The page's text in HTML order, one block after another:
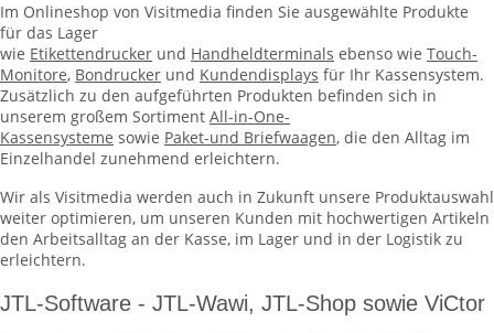
Im Onlineshop von Visitmedia finden Sie ausgewählte Produkte
für das Lager
wie Etikettendrucker und Handheldterminals ebenso wie Touch-
Monitore, Bondrucker und Kundendisplays für Ihr Kassensystem.
Zusätzlich zu den aufgeführten Produkten befinden sich in
unserem großem Sortiment All-in-One-
Kassensysteme sowie Paket-und Briefwaagen, die den Alltag im
Einzelhandel zunehmend erleichtern.
Wir als Visitmedia werden auch in Zukunft unsere Produktauswahl
weiter optimieren, um unseren Kunden mit hochwertigen Artikeln
den Arbeitsalltag an der Kasse, im Lager und in der Logistik zu
erleichtern.
JTL-Software - JTL-Wawi, JTL-Shop sowie ViCtor